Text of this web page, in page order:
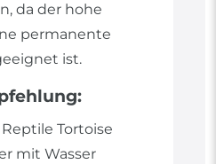
da der hohe
permanente
ist.
Tortoise
mit Wasser